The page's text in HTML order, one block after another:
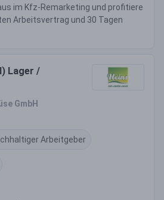
im Kfz-Remarketing und profitiere
Arbeitsvertrag und 30 Tagen
Lager /
GmbH
Arbeitgeber